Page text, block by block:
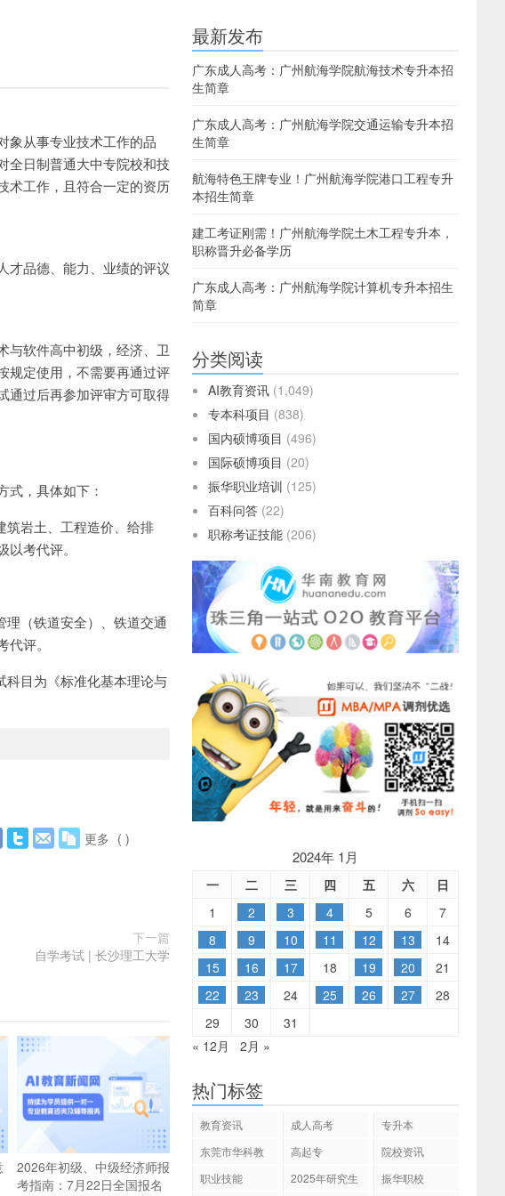
象从事专业技术工作的品
全日制普通大中专院校和技
术工作，且符合一定的资历
才品德、能力、业绩的评议
与软件高中初级，经济、卫
规定使用，不需要再通过评
通过后再参加评审方可取得
式，具体如下：
筑岩土、工程造价、给排
考代评。
（铁道安全）、铁道交通
评。
科目为《标准化基本理论与
更多 ( )
下一篇
自学考试 | 长沙理工大学
2026年初级、中级经济师报
考指南：7月22日全国报名
最新发布
广东成人高考：广州航海学院航海技术专升本招
生简章
广东成人高考：广州航海学院交通运输专升本招
生简章
航海特色王牌专业！广州航海学院港口工程专升
本招生简章
建工考证刚需！广州航海学院土木工程专升本，
职称晋升必备学历
广东成人高考：广州航海学院计算机专升本招生
简章
分类阅读
AI教育资讯 (1,049)
专本科项目 (838)
国内硕博项目 (496)
国际硕博项目 (20)
振华职业培训 (125)
百科问答 (22)
职称考证技能 (206)
2024年 1月
一 二 三 四 五 六
日
1
2 3 4 5 6
7
8
9 10 11 12 13
14
15
16 17 18 19 20
21
22
23 24 25 26 27
28
29
30
31
« 12月
2月 »
热门标签
教育资讯 成人高考
专升本
东莞市华科教
高起专
院校资讯
职业技能
2025年研究生
振华职校